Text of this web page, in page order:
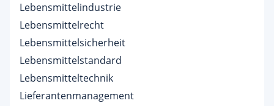
Lebensmittelindustrie
Lebensmittelrecht
Lebensmittelsicherheit
Lebensmittelstandard
Lebensmitteltechnik
Lieferantenmanagement